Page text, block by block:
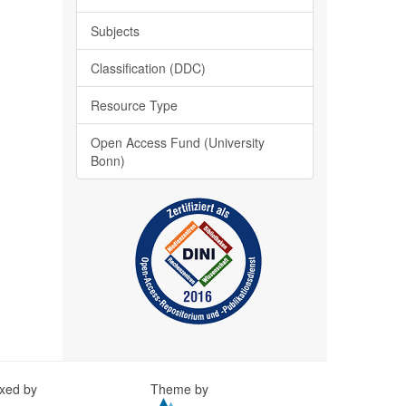
Subjects
Classification (DDC)
Resource Type
Open Access Fund (University
Bonn)
by Theme by